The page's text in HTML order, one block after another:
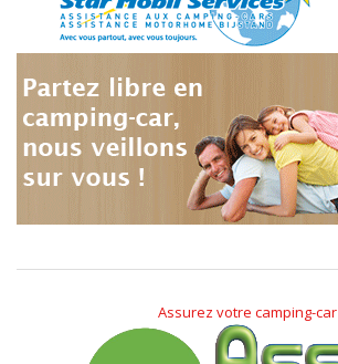
Assurez votre camping-car